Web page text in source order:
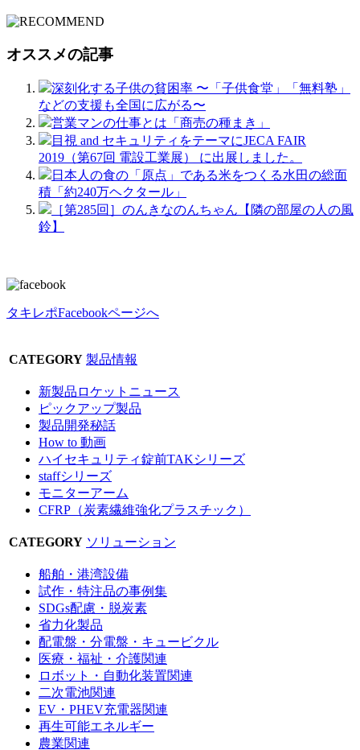
オススメの記事
深刻化する子供の貧困率 〜「子供食堂」「無料塾」
などの支援も全国に広がる〜
営業マンの仕事とは「商売の種まき」
目視 and セキュリティをテーマにJECA FAIR
2019（第67回 電設工業展） に出展しました。
日本人の食の「原点」である米をつくる水田の総面
積「約240万ヘクタール」
［第285回］のんきなのんちゃん【隣の部屋の人の風
鈴】
タキレポFacebookページへ
CATEGORY 製品情報
新製品ロケットニュース
ピックアップ製品
製品開発秘話
How to 動画
ハイセキュリティ錠前TAKシリーズ
staffシリーズ
モニターアーム
CFRP（炭素繊維強化プラスチック）
CATEGORY ソリューション
船舶・港湾設備
試作・特注品の事例集
SDGs配慮・脱炭素
省力化製品
配電盤・分電盤・キュービクル
医療・福祉・介護関連
ロボット・自動化装置関連
二次電池関連
EV・PHEV充電器関連
再生可能エネルギー
農業関連